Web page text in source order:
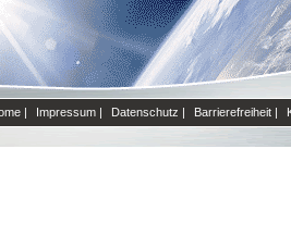
| Impressum | Datenschutz | Barrierefreiheit |